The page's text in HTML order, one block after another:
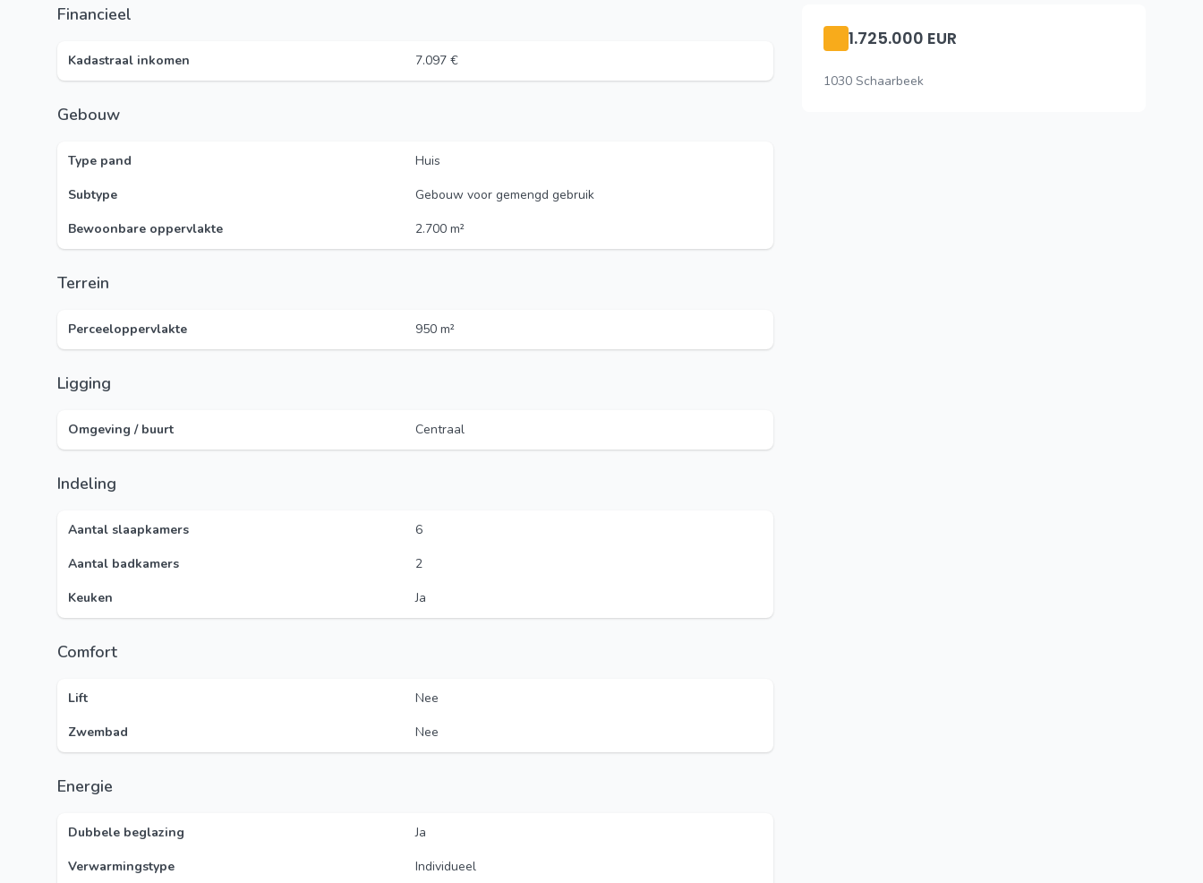
Financieel
Kadastraal inkomen 7.097 €
Gebouw
Type pand
Huis
Subtype
Gebouw voor gemengd gebruik
Bewoonbare oppervlakte
2.700 m²
Terrein
Perceeloppervlakte 950 m²
Ligging
Omgeving / buurt Centraal
Indeling
Aantal slaapkamers
6
Aantal badkamers
2
Keuken
Ja
Comfort
Lift
Nee
Zwembad
Nee
Energie
Dubbele beglazing
Ja
Verwarmingstype
Individueel
1.725.000 EUR
1030 Schaarbeek